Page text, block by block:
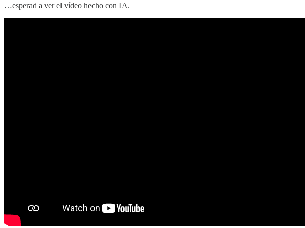
…esperad a ver el vídeo hecho con IA.